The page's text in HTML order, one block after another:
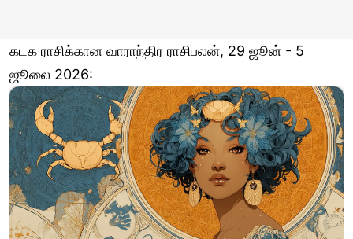
கடக ராசிக்கான வாராந்திர ராசிபலன், 29 ஜூன் - 5
ஜூலை 2026: